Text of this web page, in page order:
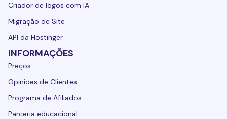
Criador de logos com IA
Migração de Site
API da Hostinger
INFORMAÇÕES
Preços
Opiniões de Clientes
Programa de Afiliados
Parceria educacional